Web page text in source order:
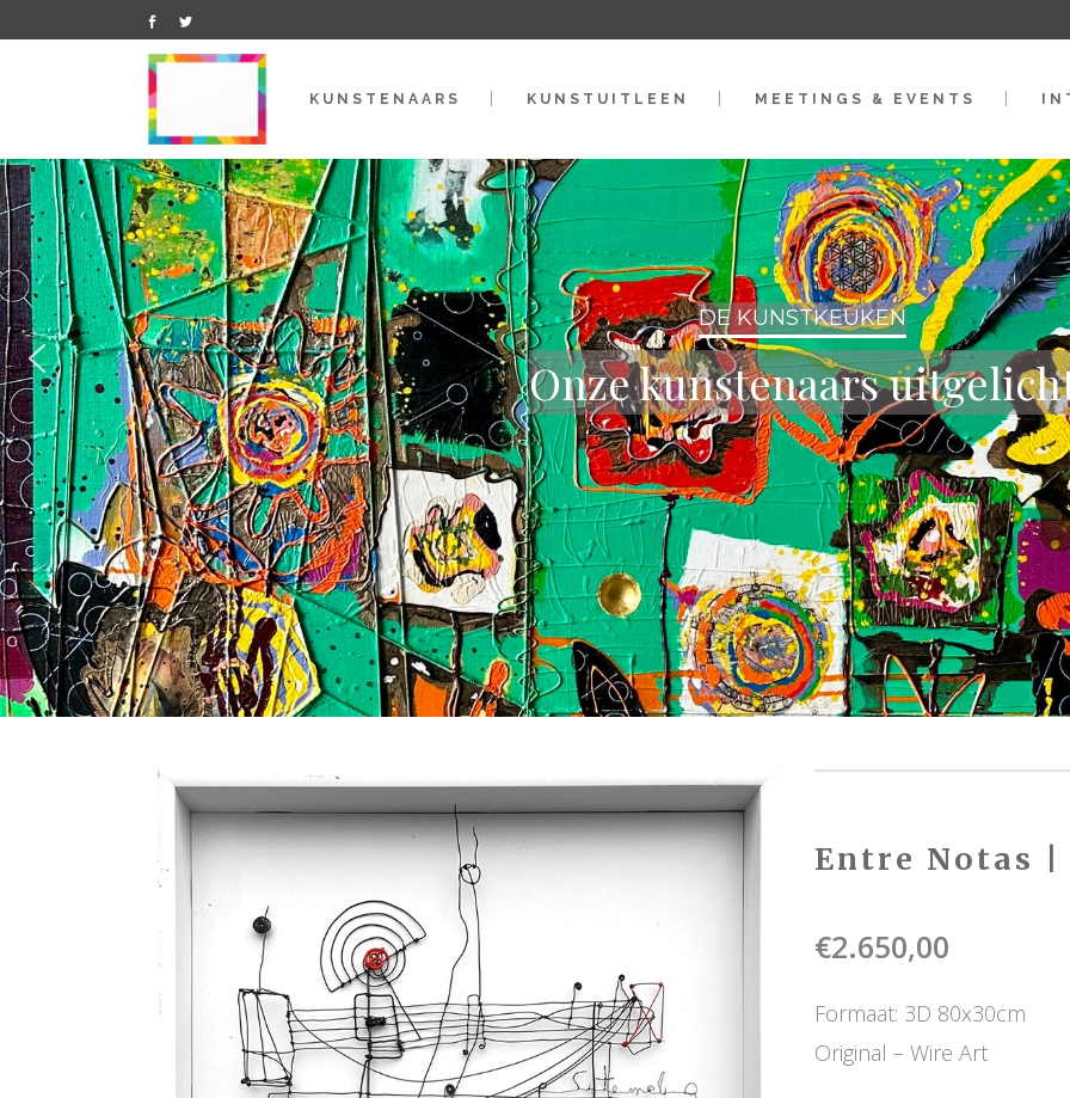
KUNSTENAARS KUNSTUITLEEN MEETINGS & EVENTS
DE KUNSTKEUKEN
Onze kunstenaars
Entre Notas |
€2.650,00
Formaat: 3D 80x30cm
Original – Wire Art